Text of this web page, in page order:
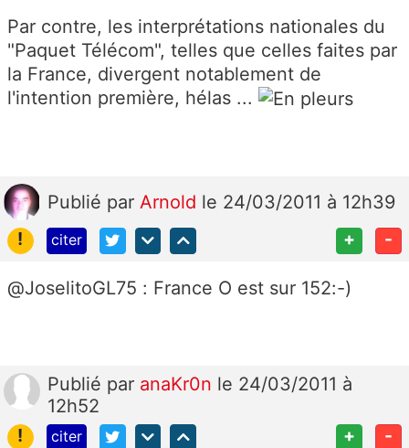
Par contre, les interprétations nationales du
"Paquet Télécom", telles que celles faites par
la France, divergent notablement de
l'intention première, hélas ...
Publié par Arnold le 24/03/2011 à 12h39
!
citer + -
@JoselitoGL75 : France O est sur 152:-)
Publié par anaKr0n le 24/03/2011 à
12h52
!
citer + -